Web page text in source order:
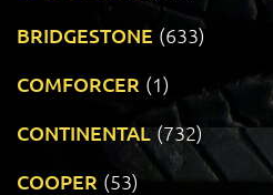
BRIDGESTONE (633)
COMFORCER (1)
CONTINENTAL (732)
COOPER (53)